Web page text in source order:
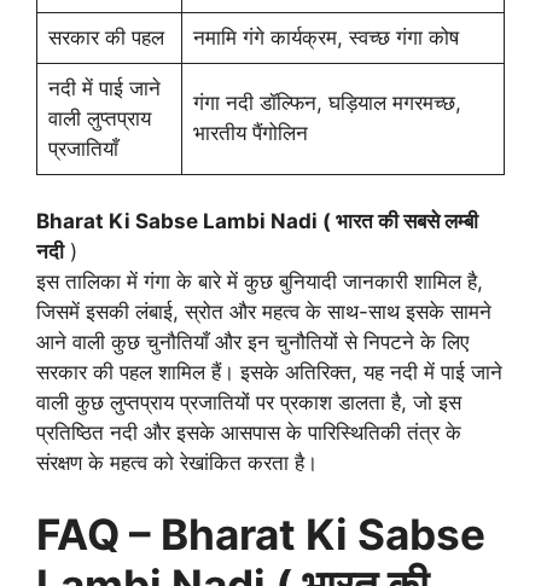
सरकार की पहल नमामि गंगे कार्यक्रम, स्वच्छ गंगा कोष
नदी में पाई जाने
वाली लुप्तप्राय
प्रजातियाँ
गंगा नदी डॉल्फिन, घड़ियाल मगरमच्छ,
भारतीय पैंगोलिन
Bharat Ki Sabse Lambi Nadi ( भारत की सबसे लम्बी
नदी)
इस तालिका में गंगा के बारे में कुछ बुनियादी जानकारी शामिल है,
जिसमें इसकी लंबाई, स्रोत और महत्व के साथ-साथ इसके सामने
आने वाली कुछ चुनौतियाँ और इन चुनौतियों से निपटने के लिए
सरकार की पहल शामिल हैं। इसके अतिरिक्त, यह नदी में पाई जाने
वाली कुछ लुप्तप्राय प्रजातियों पर प्रकाश डालता है, जो इस
प्रतिष्ठित नदी और इसके आसपास के पारिस्थितिकी तंत्र के
संरक्षण के महत्व को रेखांकित करता है।
FAQ – Bharat Ki Sabse